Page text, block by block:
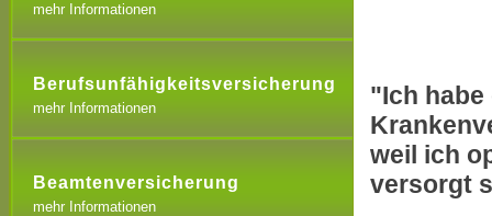
mehr Informationen
Berufsunfähigkeitsversicherung
mehr Informationen
Beamtenversicherung
mehr Informationen
"Ich habe
weil ich
versorgt